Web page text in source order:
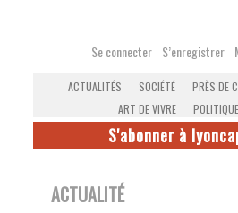
Se connecter S’enregistrer
ACTUALITÉS SOCIÉTÉ PRÈS DE
ART DE VIVRE
POLITIQUE
S'abonner à
ACTUALITÉ